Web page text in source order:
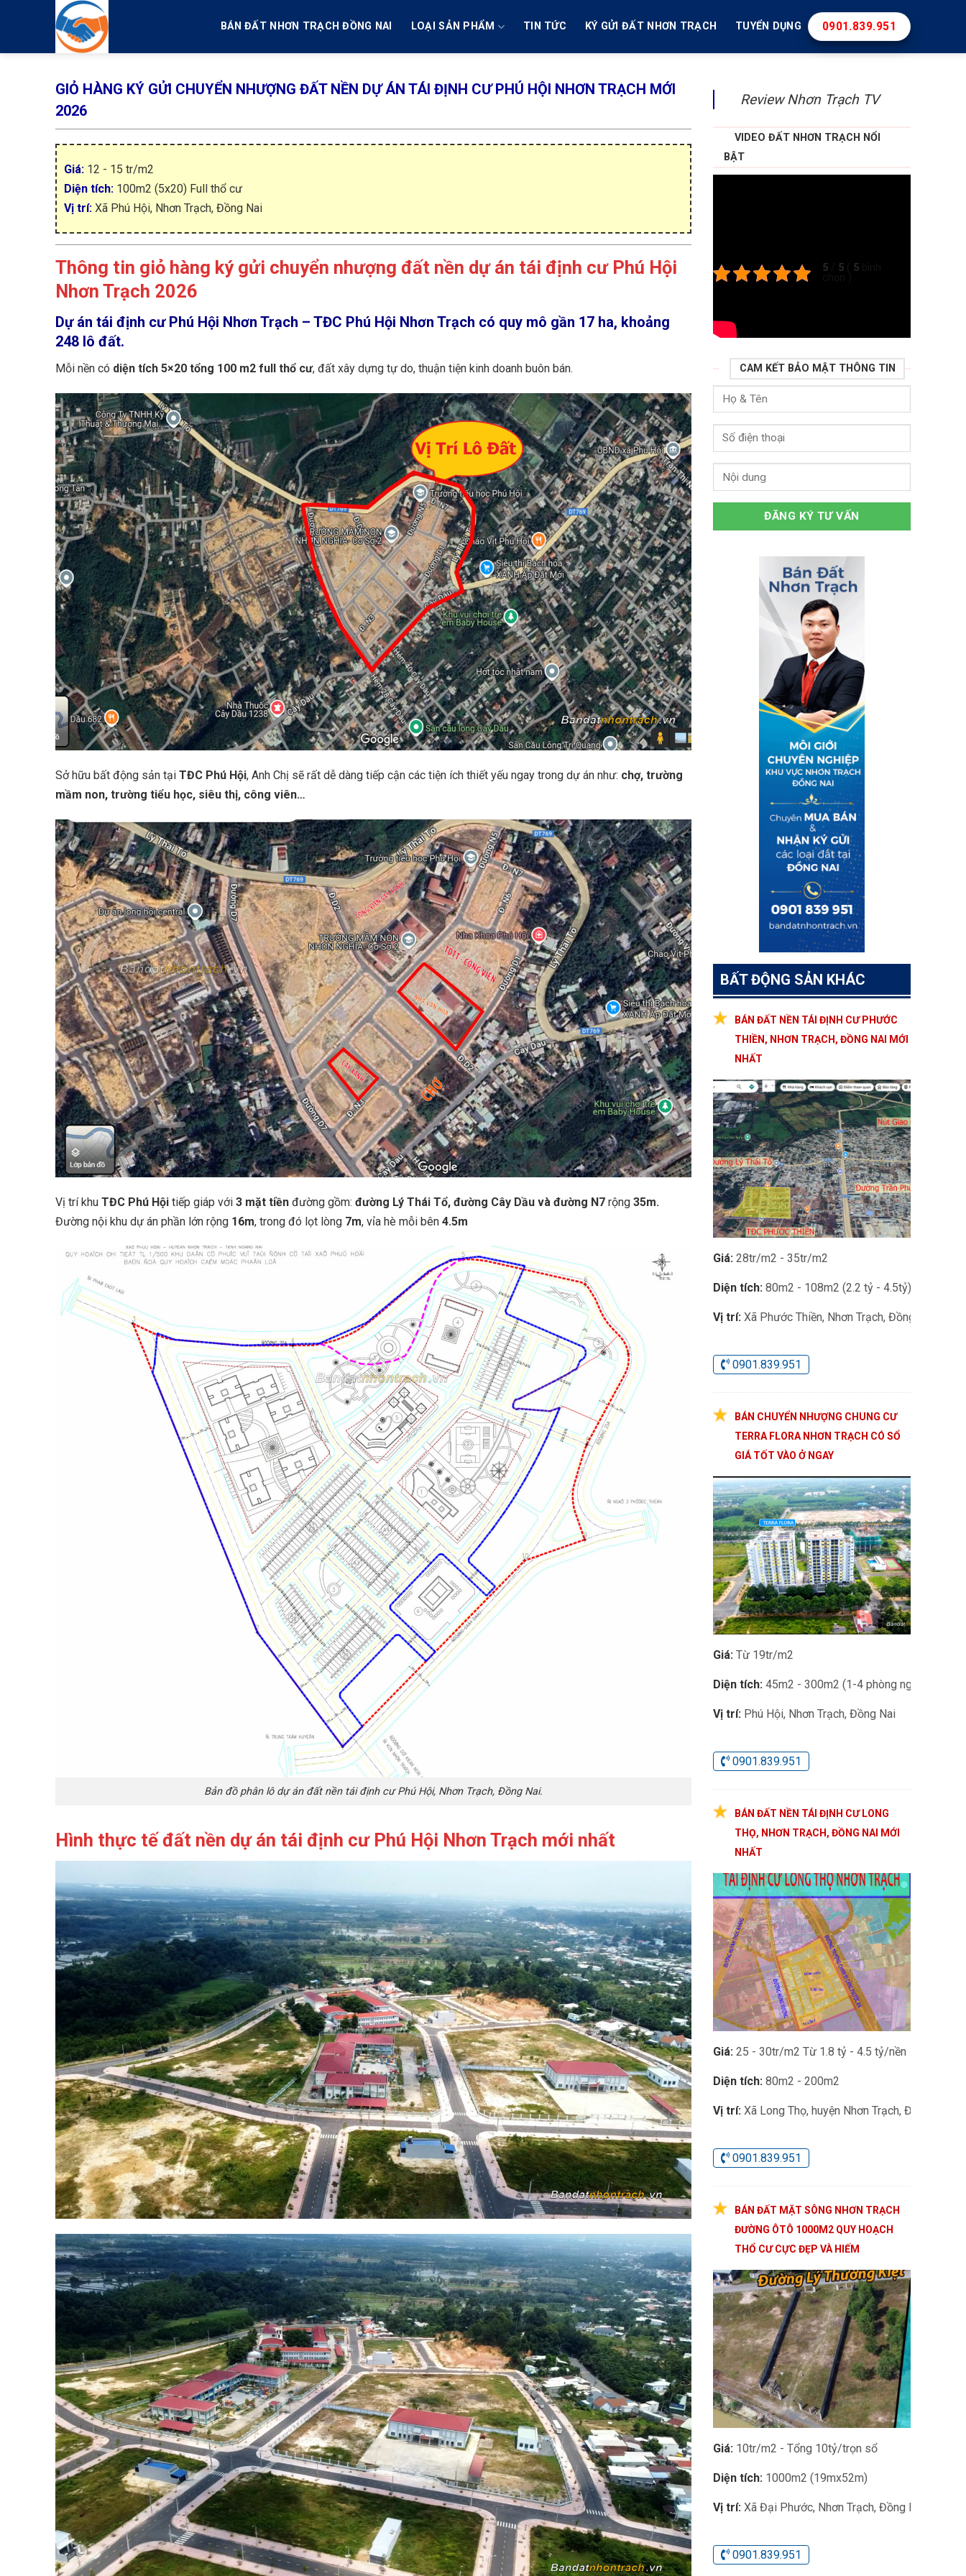
BÁN ĐẤT NHƠN TRẠCH ĐỒNG NAI LOẠI SẢN PHẨM TIN TỨC KÝ GỬI ĐẤT NHƠN TRẠCH TUYỂN DỤNG 0901.839.951
GIỎ HÀNG KÝ GỬI CHUYỂN NHƯỢNG ĐẤT NỀN DỰ ÁN TÁI ĐỊNH CƯ PHÚ HỘI NHƠN TRẠCH MỚI
2026
Giá: 12 - 15 tr/m2
Diện tích: 100m2 (5x20) Full thổ cư
Vị trí: Xã Phú Hội, Nhơn Trạch, Đồng Nai
Thông tin giỏ hàng ký gửi chuyển nhượng đất nền dự án tái định cư Phú Hội
Nhơn Trạch 2026
Dự án tái định cư Phú Hội Nhơn Trạch – TĐC Phú Hội Nhơn Trạch có quy mô gần 17 ha, khoảng
248 lô đất.
Mỗi nền có diện tích 5×20 tổng 100 m2 full thổ cư, đất xây dựng tự do, thuận tiện kinh doanh buôn bán.
Sở hữu bất động sản tại TĐC Phú Hội, Anh Chị sẽ rất dễ dàng tiếp cận các tiện ích thiết yếu ngay trong dự án như: chợ, trường
mầm non, trường tiểu học, siêu thị, công viên…
Vị trí khu TĐC Phú Hội tiếp giáp với 3 mặt tiền đường gồm: đường Lý Thái Tổ, đường Cây Dầu và đường N7 rộng 35m.
Đường nội khu dự án phần lớn rộng 16m, trong đó lọt lòng 7m, vỉa hè mỗi bên 4.5m
Bản đồ phân lô dự án đất nền tái định cư Phú Hội, Nhơn Trạch, Đồng Nai.
Hình thực tế đất nền dự án tái định cư Phú Hội Nhơn Trạch mới nhất
Review Nhơn Trạch TV
VIDEO ĐẤT NHƠN TRẠCH NỔI
BẬT
5 5 5
CAM KẾT BẢO MẬT THÔNG TIN
BẤT ĐỘNG SẢN KHÁC
BÁN ĐẤT NỀN TÁI ĐỊNH CƯ PHƯỚC
THIỀN, NHƠN TRẠCH, ĐỒNG NAI MỚI
NHẤT
Giá: 28tr/m2 - 35tr/m2
Diện tích: 80m2 - 108m2 (2.2 tỷ - 4.5tỷ)
Vị trí: Xã Phước Thiền, Nhơn Trạch, Đồng Nai
0901.839.951
BÁN CHUYỂN NHƯỢNG CHUNG CƯ
TERRA FLORA NHƠN TRẠCH CÓ SỔ
GIÁ TỐT VÀO Ở NGAY
Giá: Từ 19tr/m2
Diện tích: 45m2 - 300m2 (1-4 phòng ngủ)
Vị trí: Phú Hội, Nhơn Trạch, Đồng Nai
0901.839.951
BÁN ĐẤT NỀN TÁI ĐỊNH CƯ LONG
THỌ, NHƠN TRẠCH, ĐỒNG NAI MỚI
NHẤT
Giá: 25 - 30tr/m2 Từ 1.8 tỷ - 4.5 tỷ/nền
Diện tích: 80m2 - 200m2
Vị trí: Xã Long Thọ, huyện Nhơn Trạch, Đồng Nai
0901.839.951
BÁN ĐẤT MẶT SÔNG NHƠN TRẠCH
ĐƯỜNG ÔTÔ 1000M2 QUY HOẠCH
THỔ CƯ CỰC ĐẸP VÀ HIẾM
Giá: 10tr/m2 - Tổng 10tỷ/trọn sổ
Diện tích: 1000m2 (19mx52m)
Vị trí: Xã Đại Phước, Nhơn Trạch, Đồng Nai
0901.839.951